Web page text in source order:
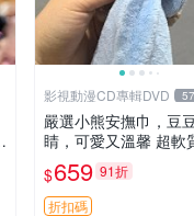
影視動漫CD專輯DVD 57
嚴選小熊安撫巾，豆
睛，可愛又溫馨 超軟
巾，豆豆設計，哄睡好
約克豆豆眼安撫巾 數
眼
$659 91折
折扣碼